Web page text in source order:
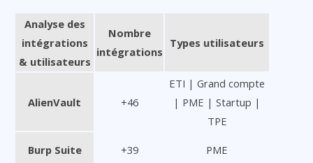
Analyse des
intégrations
& utilisateurs
Nombre
intégrations
Types utilisateurs
AlienVault +46
ETI | Grand compte
| PME | Startup |
TPE
Burp Suite +39 PME